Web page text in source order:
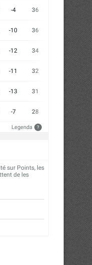
-4 36
-10 36
-12 34
-11 32
-13 31
-7 28
Legenda ?
sur Points, les
de les